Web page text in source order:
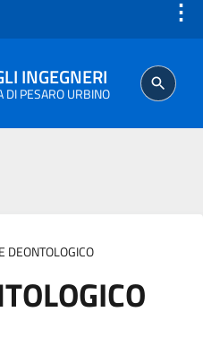
⋮
INGEGNERI
DI PESARO URBINO
DEONTOLOGICO